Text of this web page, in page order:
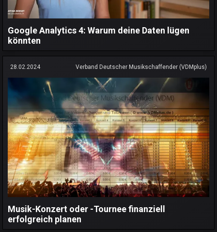
Google Analytics 4: Warum deine Daten lügen
könnten
28.02.2024 Verband Deutscher Musikschaffender (VDMplus)
Musik-Konzert oder -Tournee finanziell
erfolgreich planen